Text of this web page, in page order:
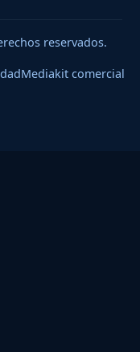
reservados.
Mediakit comercial